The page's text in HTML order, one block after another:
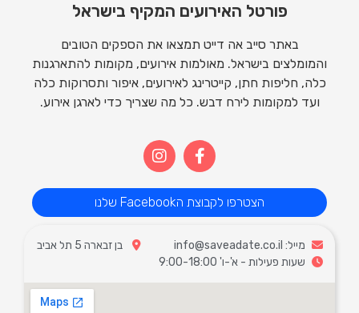
פורטל האירועים המקיף בישראל
באתר סייב אה דייט תמצאו את הספקים הטובים
והמומלצים בישראל. מאולמות אירועים, מקומות להתארגנות
כלה, חליפות חתן, קייטרינג לאירועים, איפור ותסרוקות כלה
ועד למקומות לירח דבש. כל מה שצריך כדי לארגן אירוע.
הצטרפו לקבוצת הFacebook שלנו
מייל: info@saveadate.co.il
בן זבארה 5 תל אביב
שעות פעילות - א'-ו' 9:00-18:00